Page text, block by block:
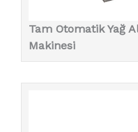
Tam Otomatik Yağ
Makinesi